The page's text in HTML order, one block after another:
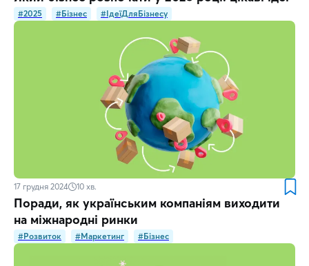
#2025 #Бізнес #ІдеїДляБізнесу
17 грудня 2024 10 хв.
Поради, як українським компаніям виходити
на міжнародні ринки
#Розвиток #Маркетинг #Бізнес